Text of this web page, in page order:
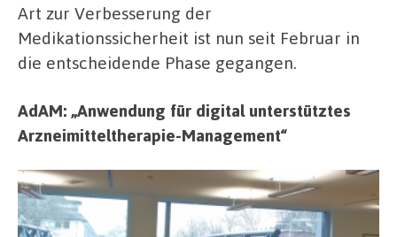
Art zur Verbesserung der
Medikationssicherheit ist nun seit Februar in
die entscheidende Phase gegangen.
AdAM: „Anwendung für digital unterstütztes
Arzneimitteltherapie-Management“